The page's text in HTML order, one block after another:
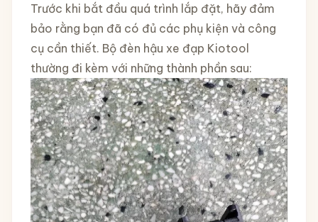
Trước khi bắt đầu quá trình lắp đặt, hãy đảm
bảo rằng bạn đã có đủ các phụ kiện và công
cụ cần thiết. Bộ đèn hậu xe đạp Kiotool
thường đi kèm với những thành phần sau: